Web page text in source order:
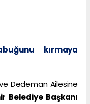
kırmaya
Dedeman Ailesine
Belediye Başkanı